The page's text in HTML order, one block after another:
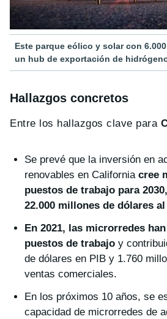
Este parque eólico y solar con
un hub de exportación de
Hallazgos concretos
Entre los hallazgos clave para
Se prevé que la inversión en
renovables en Californiacree
puestos de trabajo para
22.000 millones de dólares al
En 2021, las microrredes
puestos de trabajo y
de dólares en PIB y 1.760
ventas comerciales.
En los próximos 10 años, se
capacidad de microrredes de